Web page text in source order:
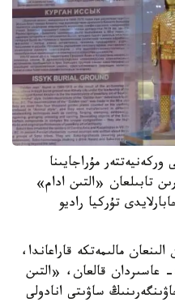
مۇراجايىنا
50 جىل بۇرىن تابىلعان «التىن ادام»
تۇركيا راديو
مالىمەتكە قاراعاندا،
ءبىزدىڭ داۋىرىمىزدەن بۇرىنعى 5- عاسىردان قالعان، «التىن
ساۋىتى انادولى